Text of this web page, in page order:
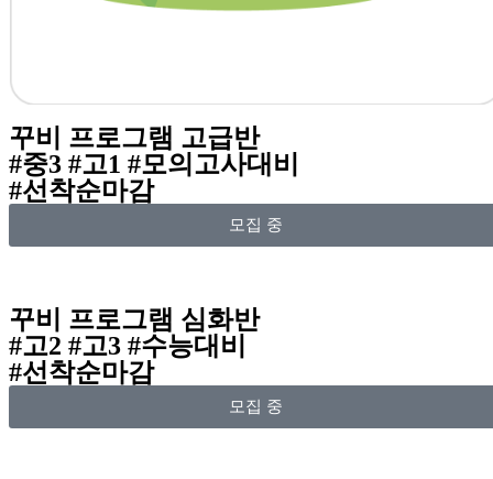
꾸비 프로그램 고급반
#중3 #고1 #모의고사대비
#선착순마감
모집 중
꾸비 프로그램 심화반
#고2 #고3 #수능대비
#선착순마감
모집 중